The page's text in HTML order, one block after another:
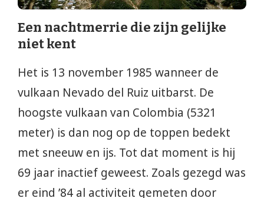
Een nachtmerrie die zijn gelijke
niet kent
Het is 13 november 1985 wanneer de
vulkaan Nevado del Ruiz uitbarst. De
hoogste vulkaan van Colombia (5321
meter) is dan nog op de toppen bedekt
met sneeuw en ijs. Tot dat moment is hij
69 jaar inactief geweest. Zoals gezegd was
er eind ’84 al activiteit gemeten door